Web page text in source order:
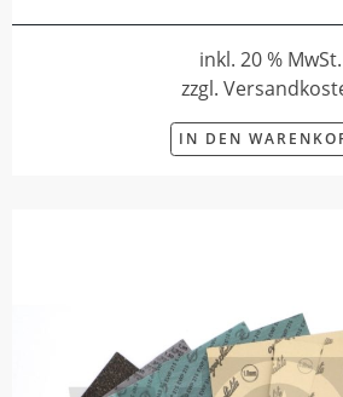
inkl. 20 % MwSt.
zzgl.
IN DEN